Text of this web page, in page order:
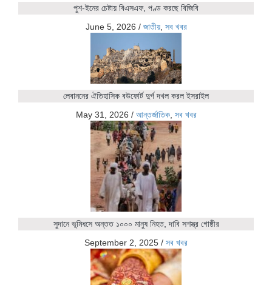
পুশ-ইনের চেষ্টায় বিএসএফ, পণ্ড করছে বিজিবি
June 5, 2026 / জাতীয়, সব খবর
লেবাননের ঐতিহাসিক বউফোর্ট দুর্গ দখল করল ইসরাইল
May 31, 2026 / আন্তর্জাতিক, সব খবর
সুদানে ভূমিধসে অন্তত ১০০০ মানুষ নিহত, দাবি সশস্ত্র গোষ্ঠীর
September 2, 2025 / সব খবর